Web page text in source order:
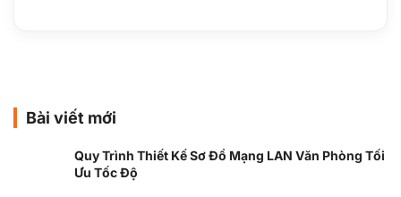
Bài viết mới
Quy Trình Thiết Kế Sơ Đồ Mạng LAN Văn Phòng Tối
Ưu Tốc Độ